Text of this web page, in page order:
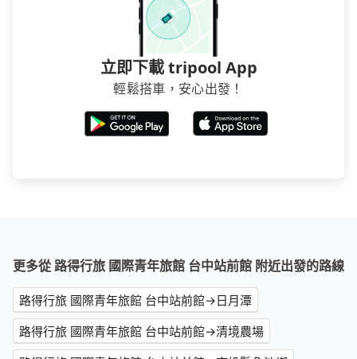
立即下載 tripool App
輕鬆搭車，安心出發！
更多從 路得行旅 國際青年旅館 台中站前館 附近出發的路線
路得行旅 國際青年旅館 台中站前館→日月潭
路得行旅 國際青年旅館 台中站前館→清境農場